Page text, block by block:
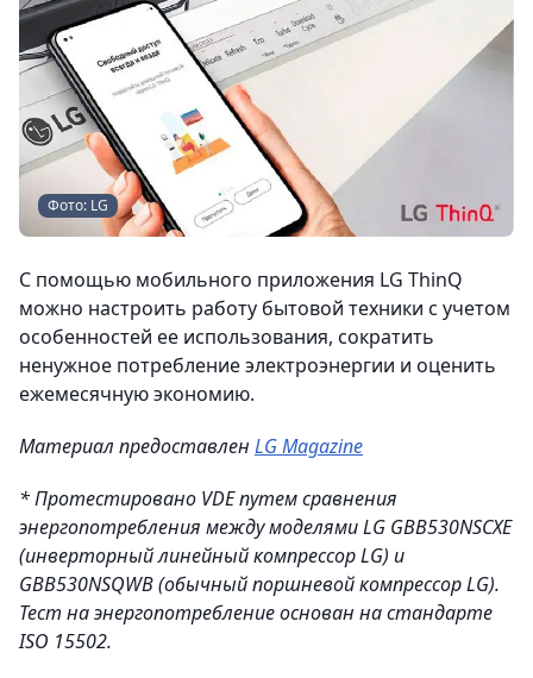
Фото: LG
С помощью мобильного приложения LG ThinQ
можно настроить работу бытовой техники с учетом
особенностей ее использования, сократить
ненужное потребление электроэнергии и оценить
ежемесячную экономию.
Материал предоставлен LG Magazine
* Протестировано VDE путем сравнения
энергопотребления между моделями LG GBB530NSCXE
(инверторный линейный компрессор LG) и
GBB530NSQWB (обычный поршневой компрессор LG).
Тест на энергопотребление основан на стандарте
ISO 15502.